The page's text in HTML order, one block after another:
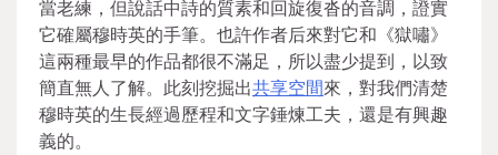
當老練，但說話中詩的質素和回旋復沓的音調，證實
它確屬穆時英的手筆。也許作者后來對它和《獄嘯》
這兩種最早的作品都很不滿足，所以盡少提到，以致
簡直無人了解。此刻挖掘出共享空間來，對我們清楚
穆時英的生長經過歷程和文字錘煉工夫，還是有興趣
義的。